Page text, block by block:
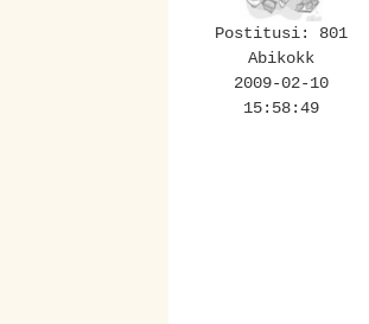
Postitusi: 801
Abikokk
2009-02-10
15:58:49